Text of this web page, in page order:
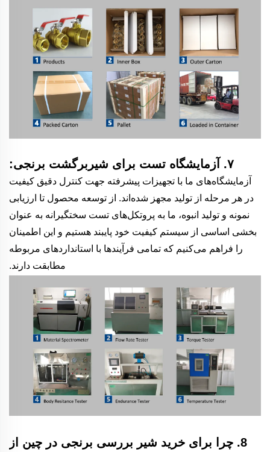
۷. آزمایشگاه تست برای شیربرگشت برنجی:
آزمایشگاه‌های ما با تجهیزات پیشرفته جهت کنترل دقیق کیفیت
در هر مرحله از تولید مجهز شده‌اند. از توسعه محصول تا ارزیابی
نمونه و تولید انبوه، ما به پروتکل‌های تست سختگیرانه به عنوان
بخشی اساسی از سیستم کیفیت خود پایبند هستیم و این اطمینان
را فراهم می‌کنیم که تمامی فرآیندها با استانداردهای مربوطه
مطابقت دارند.
8. چرا برای خرید شیر بررسی برنجی در چین از